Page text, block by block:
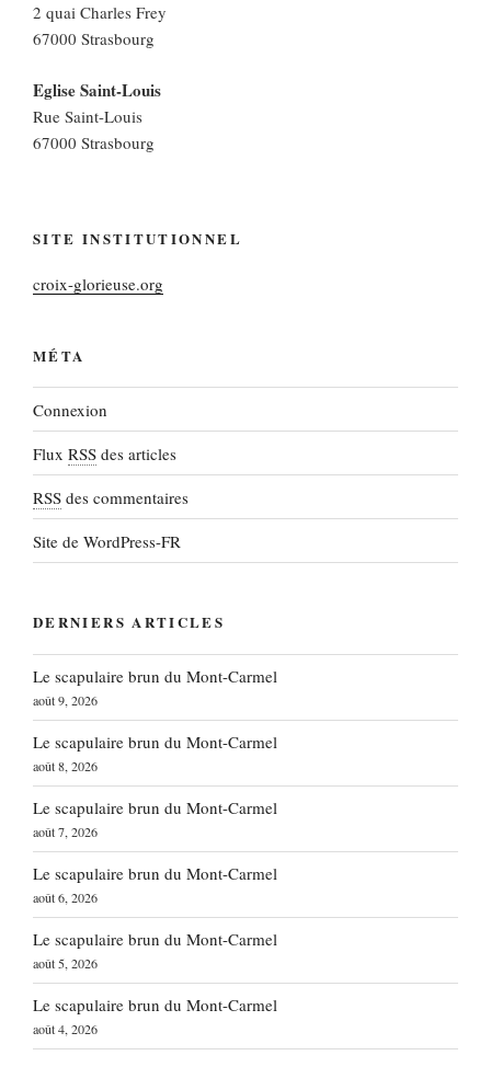
2 quai Charles Frey
67000 Strasbourg
Eglise Saint-Louis
Rue Saint-Louis
67000 Strasbourg
SITE INSTITUTIONNEL
croix-glorieuse.org
MÉTA
Connexion
Flux RSS des articles
RSS des commentaires
Site de WordPress-FR
DERNIERS ARTICLES
Le scapulaire brun du Mont-Carmel
août 9, 2026
Le scapulaire brun du Mont-Carmel
août 8, 2026
Le scapulaire brun du Mont-Carmel
août 7, 2026
Le scapulaire brun du Mont-Carmel
août 6, 2026
Le scapulaire brun du Mont-Carmel
août 5, 2026
Le scapulaire brun du Mont-Carmel
août 4, 2026